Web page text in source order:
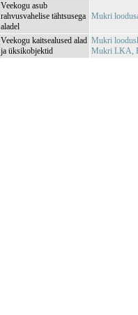
Veekogu asub
rahvusvahelise tähtsusega
aladel
Mukri
Veekogu kaitsealused alad
ja üksikobjektid
Mukri
Mukri LKA,